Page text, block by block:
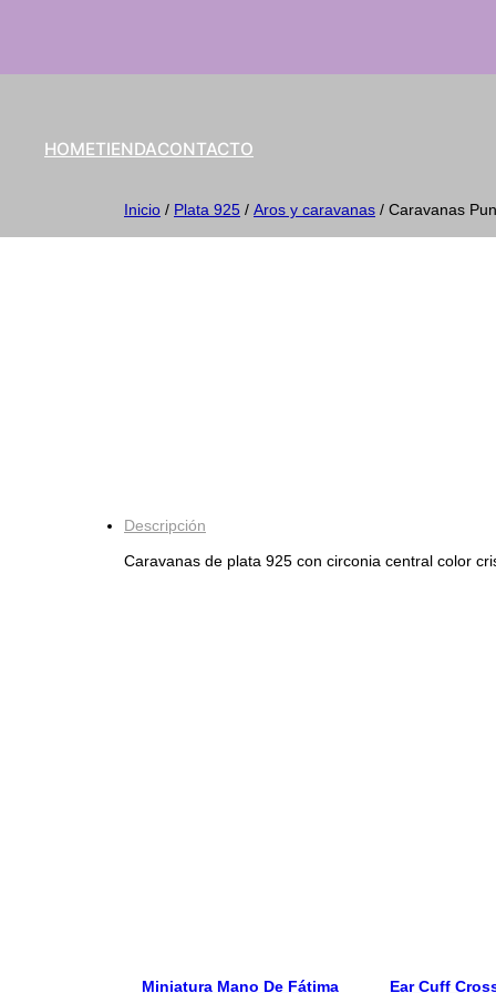
HOMETIENDACONTACTO
Inicio / Plata 925 / Aros y caravanas / Caravanas
Descripción
Caravanas de plata 925 con circonia central color
Miniatura Mano De Fátima
Ear Cuff